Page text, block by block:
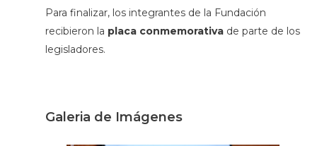
Para finalizar, los integrantes de la Fundación
recibieron la placa conmemorativade parte de los
legisladores.
Galeria de Imágenes